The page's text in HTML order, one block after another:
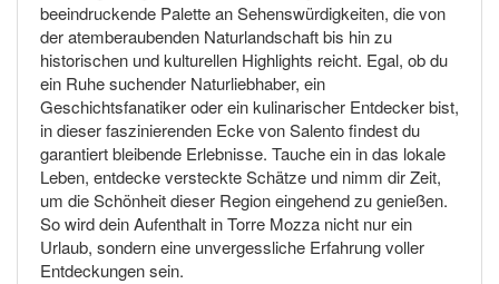
beeindruckende Palette an Sehenswürdigkeiten, die von
der atemberaubenden Naturlandschaft bis hin zu
historischen und kulturellen Highlights reicht. Egal, ob du
ein Ruhe suchender Naturliebhaber, ein
Geschichtsfanatiker oder ein kulinarischer Entdecker bist,
in dieser faszinierenden Ecke von Salento findest du
garantiert bleibende Erlebnisse. Tauche ein in das lokale
Leben, entdecke versteckte Schätze und nimm dir Zeit,
um die Schönheit dieser Region eingehend zu genießen.
So wird dein Aufenthalt in Torre Mozza nicht nur ein
Urlaub, sondern eine unvergessliche Erfahrung voller
Entdeckungen sein.